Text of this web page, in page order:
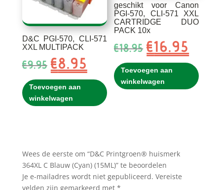
D&C PGI-570, CLI-571
XXL MULTIPACK
€9.95 Oorspronkelijke
prijs
was:
€9.95.
€8.95 Huidige
prijs
€8.95.
Toevoegen aan
winkelwagen
geschikt voor Canon
PGI-570, CLI-571 XXL
CARTRIDGE DUO
PACK 10x
€18.95 Oorspronkelijke
prijs
was:
€18.95.
€16.95
prijs
is:
€16.95.
Toevoegen aan
winkelwagen
Wees de eerste om “D&C Printgroen® huismerk
364XL C Blauw (Cyan) (15ML)” te beoordelen
Je e-mailadres wordt niet gepubliceerd. Vereiste
velden zijn gemarkeerd met *